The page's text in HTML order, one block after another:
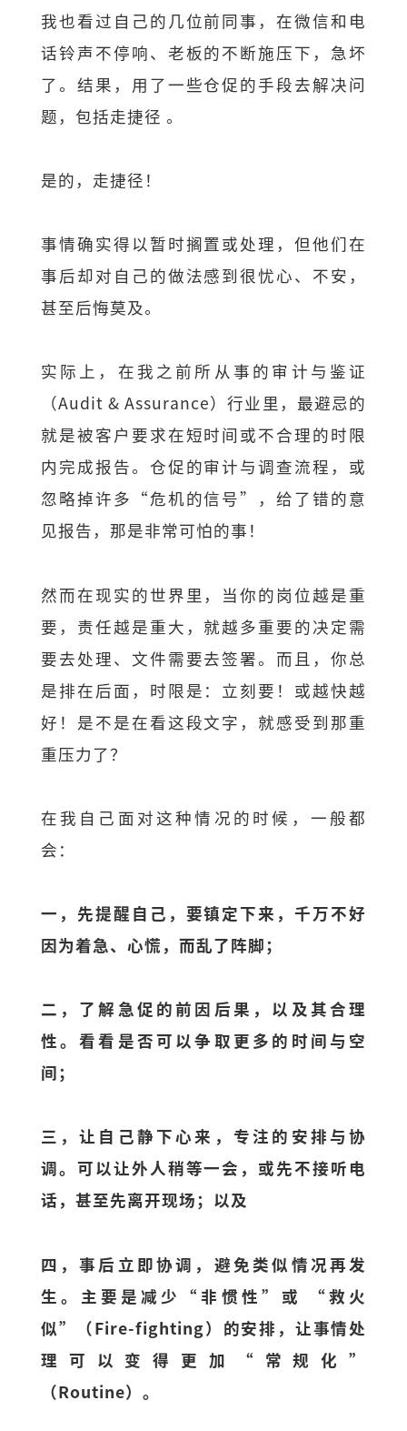
我也看过自己的几位前同事，在微信和电
话铃声不停响、老板的不断施压下，急坏
了。结果，用了一些仓促的手段去解决问
题，包括走捷径 。
是的，走捷径！
事情确实得以暂时搁置或处理，但他们在
事后却对自己的做法感到很忧心、不安，
甚至后悔莫及。
实际上，在我之前所从事的审计与鉴证
（Audit & Assurance）行业里，最避忌的
就是被客户要求在短时间或不合理的时限
内完成报告。仓促的审计与调查流程，或
忽略掉许多“危机的信号”，给了错的意
见报告，那是非常可怕的事！
然而在现实的世界里，当你的岗位越是重
要，责任越是重大，就越多重要的决定需
要去处理、文件需要去签署。而且，你总
是排在后面，时限是：立刻要！或越快越
好！是不是在看这段文字，就感受到那重
重压力了？
在我自己面对这种情况的时候，一般都
会：
一，先提醒自己，要镇定下来，千万不好
因为着急、心慌，而乱了阵脚；
二，了解急促的前因后果，以及其合理
性。看看是否可以争取更多的时间与空
间；
三，让自己静下心来，专注的安排与协
调。可以让外人稍等一会，或先不接听电
话，甚至先离开现场；以及
四，事后立即协调，避免类似情况再发
生。主要是减少“非惯性”或 “救火
似”（Fire-fighting）的安排，让事情处
理可以变得更加“常规化”
（Routine）。